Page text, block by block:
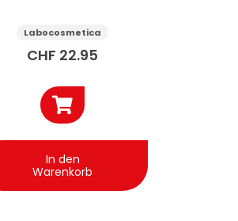
Auto mittel, für
empfindliche
Labocosmetica
CHF 22.95
In den
Warenkorb